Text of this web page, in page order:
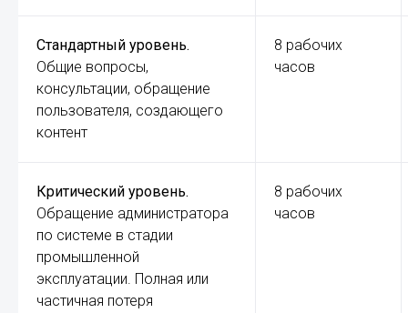
Стандартный уровень.
Общие вопросы,
консультации, обращение
пользователя, создающего
контент
8 рабочих
часов
Критический уровень.
Обращение администратора
по системе в стадии
промышленной
эксплуатации. Полная или
частичная потеря
8 рабочих
часов